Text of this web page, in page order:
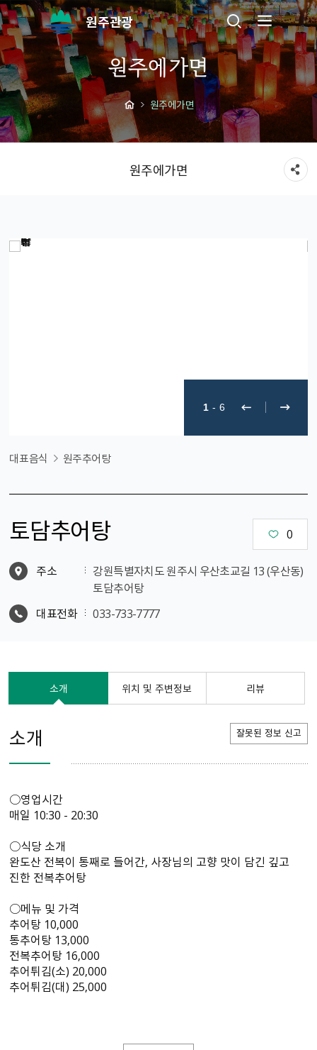
원주관광
원주에가면
원주에가면
원주에가면
1 - 6
대표음식 원주추어탕
토담추어탕 0
주소
강원특별자치도 원주시 우산초교길 13 (우산동)
토담추어탕
대표전화
033-733-7777
소개 위치 및 주변정보 리뷰
소개 잘못된 정보 신고
○영업시간
매일 10:30 - 20:30
○식당 소개
완도산 전복이 통째로 들어간, 사장님의 고향 맛이 담긴 깊고
진한 전복추어탕
○메뉴 및 가격
추어탕 10,000
통추어탕 13,000
전복추어탕 16,000
추어튀김(소) 20,000
추어튀김(대) 25,000